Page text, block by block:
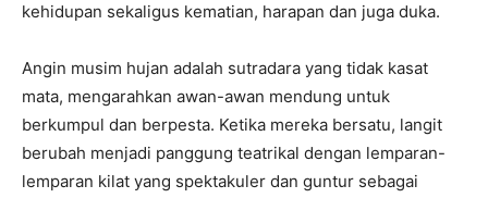
kehidupan sekaligus kematian, harapan dan juga duka.
Angin musim hujan adalah sutradara yang tidak kasat
mata, mengarahkan awan-awan mendung untuk
berkumpul dan berpesta. Ketika mereka bersatu, langit
berubah menjadi panggung teatrikal dengan lemparan-
lemparan kilat yang spektakuler dan guntur sebagai